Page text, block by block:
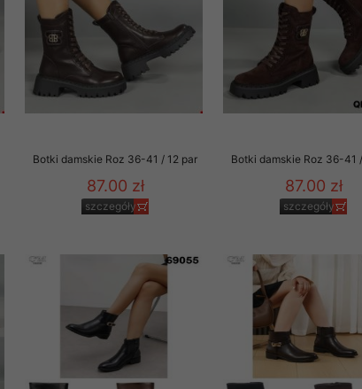
Botki damskie Roz 36-41 / 12 par
87.00 zł
szczegóły
Botki damskie Roz 36-41
87.00 zł
szczegóły